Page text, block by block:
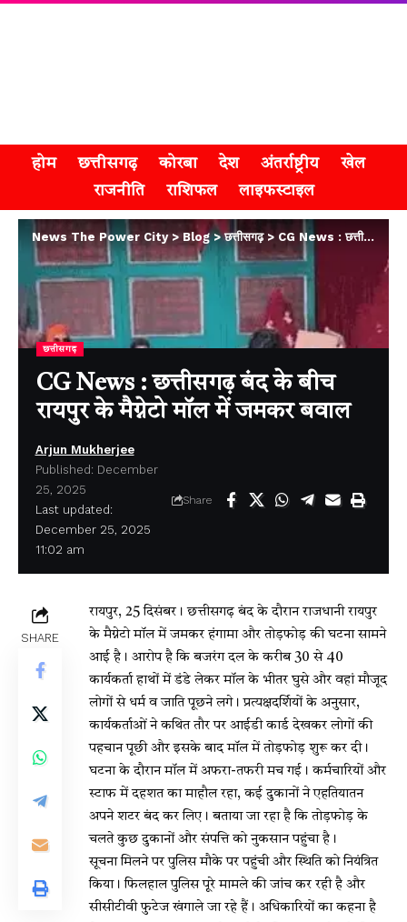
होम छत्तीसगढ़ कोरबा देश अंतर्राष्ट्रीय
खेल
राजनीति
राशिफल लाइफस्टाइल
News The Power City> Blog>छत्तीसगढ़> CG News : छत्तीसगढ़ बंद के बीच रायपुर के मैग्नेटो मॉल में जमकर बवाल
छत्तीसगढ़
CG News : छत्तीसगढ़ बंद के बीच
रायपुर के मैग्नेटो मॉल में जमकर बवाल
Last updated:
December 25, 2025
11:02 am
Arjun Mukherjee
Published: December
25, 2025
Share
SHARE
रायपुर, 25 दिसंबर। छत्तीसगढ़ बंद के दौरान राजधानी रायपुर
के मैग्नेटो मॉल में जमकर हंगामा और तोड़फोड़ की घटना सामने
आई है। आरोप है कि बजरंग दल के करीब 30 से 40
कार्यकर्ता हाथों में डंडे लेकर मॉल के भीतर घुसे और वहां मौजूद
लोगों से धर्म व जाति पूछने लगे। प्रत्यक्षदर्शियों के अनुसार,
कार्यकर्ताओं ने कथित तौर पर आईडी कार्ड देखकर लोगों की
पहचान पूछी और इसके बाद मॉल में तोड़फोड़ शुरू कर दी।
घटना के दौरान मॉल में अफरा-तफरी मच गई। कर्मचारियों और
स्टाफ में दहशत का माहौल रहा, कई दुकानों ने एहतियातन
अपने शटर बंद कर लिए। बताया जा रहा है कि तोड़फोड़ के
चलते कुछ दुकानों और संपत्ति को नुकसान पहुंचा है।
सूचना मिलने पर पुलिस मौके पर पहुंची और स्थिति को नियंत्रित
किया। फिलहाल पुलिस पूरे मामले की जांच कर रही है और
सीसीटीवी फुटेज खंगाले जा रहे हैं। अधिकारियों का कहना है